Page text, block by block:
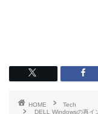
HOME
Tech
DELL Windowsの再イ